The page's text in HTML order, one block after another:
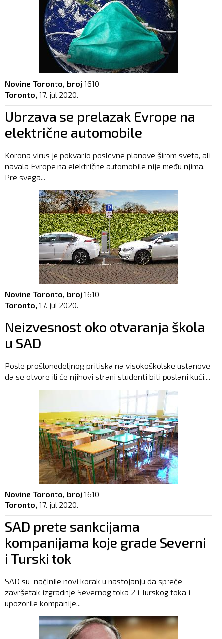
Novine Toronto, broj 1610
Toronto, 17. jul 2020.
Ubrzava se prelazak Evrope na
električne automobile
Korona virus je pokvario poslovne planove širom sveta, ali
navala Evrope na električne automobile nije među njima.
Pre svega...
Novine Toronto, broj 1610
Toronto, 17. jul 2020.
Neizvesnost oko otvaranja škola
u SAD
Posle prošlonedeljnog pritiska na visokoškolske ustanove
da se otvore ili će njihovi strani studenti biti poslani kući,...
Novine Toronto, broj 1610
Toronto, 17. jul 2020.
SAD prete sankcijama
kompanijama koje grade Severni
i Turski tok
SAD su načinile novi korak u nastojanju da spreče
završetak izgradnje Severnog toka 2 i Turskog toka i
upozorile kompanije...